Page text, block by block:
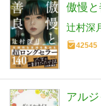
傲慢
辻村深
42545
アル